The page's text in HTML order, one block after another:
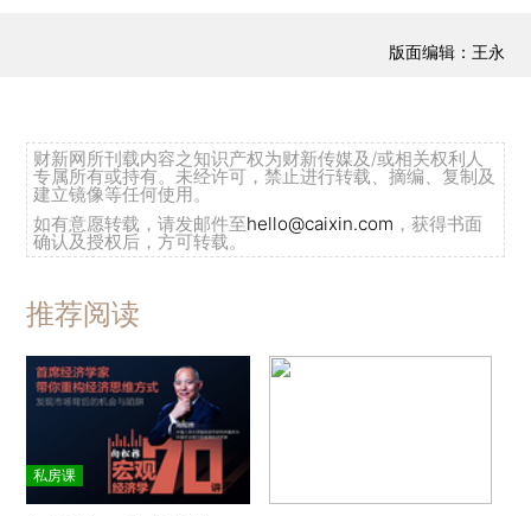
版面编辑：王永
财新网所刊载内容之知识产权为财新传媒及/或相关权利人
专属所有或持有。未经许可，禁止进行转载、摘编、复制及
建立镜像等任何使用。
如有意愿转载，请发邮件至hello@caixin.com ，获得书面
确认及授权后，方可转载。
推荐阅读
私房课